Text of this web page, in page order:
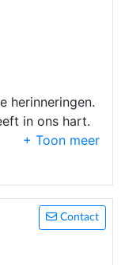
herinneringen.
in ons hart.
Contact